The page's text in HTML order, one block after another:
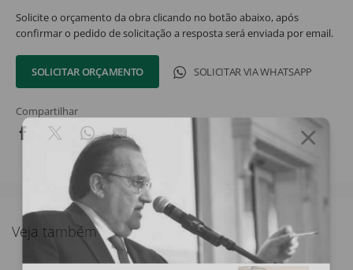
Solicite o orçamento da obra clicando no botão abaixo, após
confirmar o pedido de solicitação a resposta será enviada por email.
SOLICITAR ORÇAMENTO SOLICITAR VIA WHATSAPP
Compartilhar
Veja também